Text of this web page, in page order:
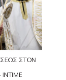
ΣΤΟΝ